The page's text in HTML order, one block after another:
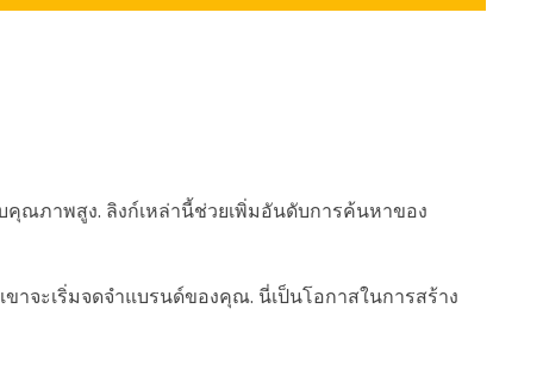
ณภาพสูง. ลิงก์เหล่านี้ช่วยเพิ่มอันดับการค้นหาของ
จะเริ่มจดจำแบรนด์ของคุณ. นี่เป็นโอกาสในการสร้าง